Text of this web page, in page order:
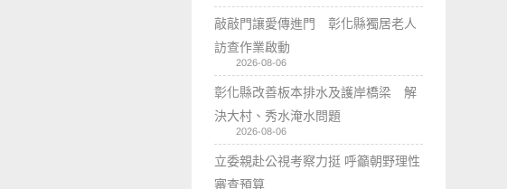
敲敲門讓愛傳進門 彰化縣獨居老人
訪查作業啟動
2026-08-06
彰化縣改善板本排水及護岸橋梁 解
決大村、秀水淹水問題
2026-08-06
立委親赴公視考察力挺 呼籲朝野理性
審查預算